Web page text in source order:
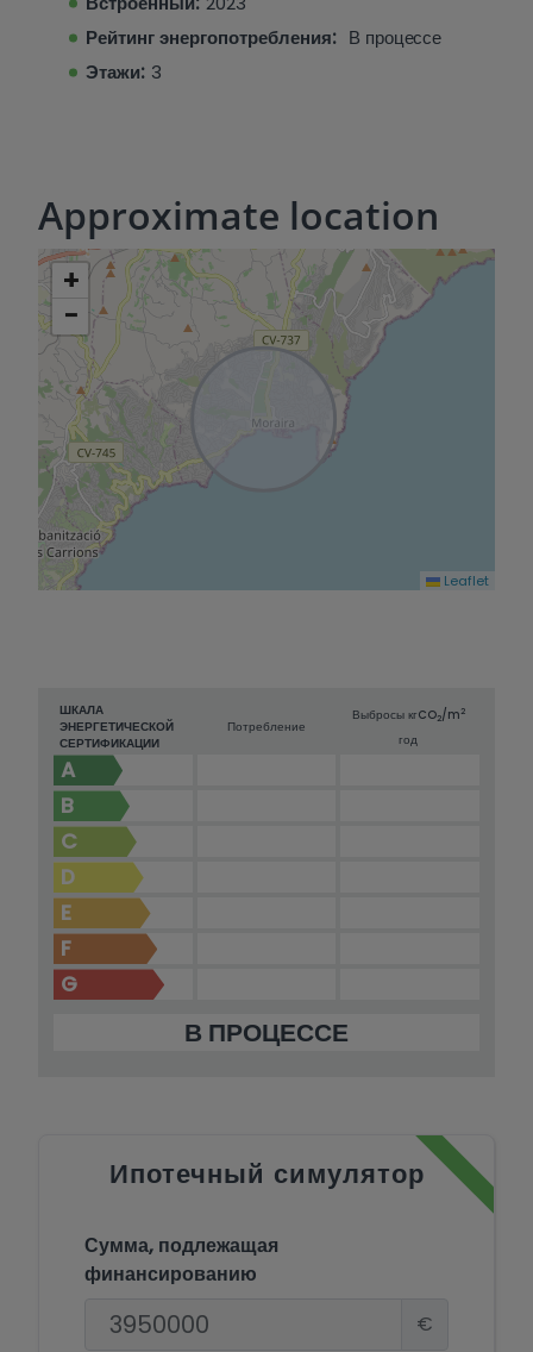
Рейтинг энергопотребления: В процессе
Этажи: 3
Approximate location
+
−
Leaflet
ШКАЛА
ЭНЕРГЕТИЧЕСКОЙ
СЕРТИФИКАЦИИ
Потребление
Выбросы кгCO2/m2
год
A
B
C
D
E
F
G
В ПРОЦЕССЕ
Ипотечный симулятор
Сумма, подлежащая
финансированию
€